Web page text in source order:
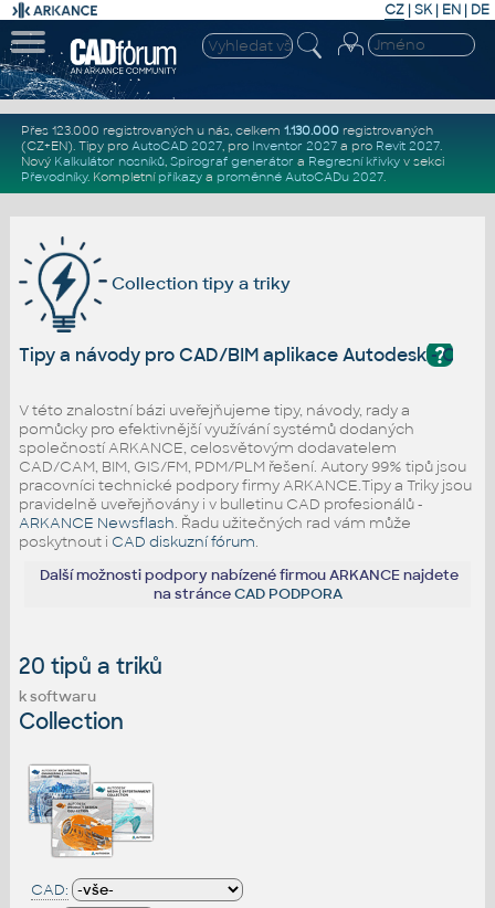
CZ | SK| EN | DE
Přes 123.000 registrovaných u nás, celkem 1.130.000registrovaných
(CZ+EN). Tipy pro AutoCAD 2027, pro Inventor 2027a pro Revit 2027.
Nový Kalkulátor nosníků, Spirograf generátor a Regresní křivkyv sekci
Převodníky. Kompletní příkazya proměnné AutoCADu 2027.
Collection tipy a triky
?
Tipy a návody pro CAD/BIM aplikace Autodesk -
V této znalostní bázi uveřejňujeme tipy, návody, rady a
pomůcky pro efektivnější využívání systémů dodaných
společností ARKANCE, celosvětovým dodavatelem
CAD/CAM, BIM, GIS/FM, PDM/PLM řešení. Autory 99% tipů jsou
pracovníci technické podpory firmy ARKANCE.Tipy a Triky jsou
pravidelně uveřejňovány i v bulletinu CAD profesionálů -
ARKANCE Newsflash. Řadu užitečných rad vám může
poskytnout i CAD diskuzní fórum.
Další možnosti podpory nabízené firmou ARKANCE najdete
na stránceCAD PODPORA
20 tipů a triků
k softwaru
Collection
CAD: